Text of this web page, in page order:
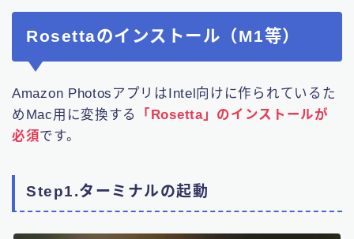
Rosettaのインストール（M1等）
Amazon PhotosアプリはIntel向けに作られているた
めMac用に変換する
「Rosetta」のインストールが
必須です。
Step1.ターミナルの起動